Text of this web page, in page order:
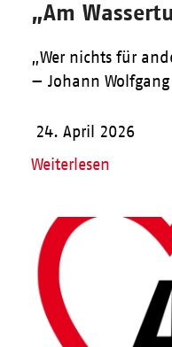
„Am
„Wer nichts für
— Johann
24. April 2026
Weiterlesen